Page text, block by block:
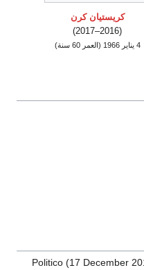
كريستيان كرن
(2016–2017)
4 يناير 1966 (العمر 60 سنة)
Politico (17 December